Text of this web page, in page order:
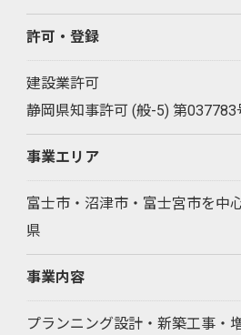
許可・登録
建設業許可
静岡県知事許可 (般-5) 第037783
事業エリア
富士市・沼津市・富士宮市を中
県
事業内容
プランニング設計・新築工事・